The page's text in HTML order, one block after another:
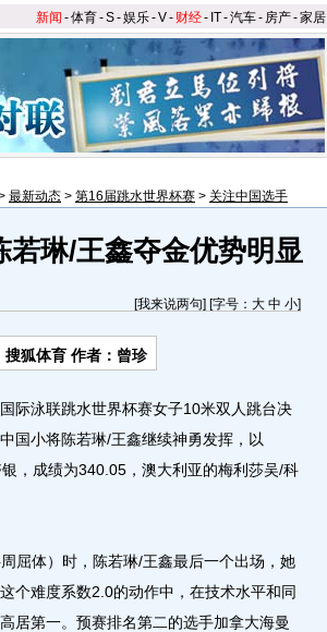
新闻 -体育-S-娱乐-V- 财经- IT-汽车- 房产-家居
最新动态 > 第16届跳水世界杯赛 > 关注中国选手
琳/王鑫夺金优势明显
[我来说两句] [字号： 大 中 小]
搜狐体育 作者：曾珍
际泳联跳水世界杯赛女子10米双人跳台决
国小将陈若琳/王鑫继续神勇发挥，以
，成绩为340.05，澳大利亚的梅利莎吴/科
体）时，陈若琳/王鑫最后一个出场，她
个难度系数2.0的动作中，在技术水平和同
居第一。预赛排名第二的选手加拿大海曼